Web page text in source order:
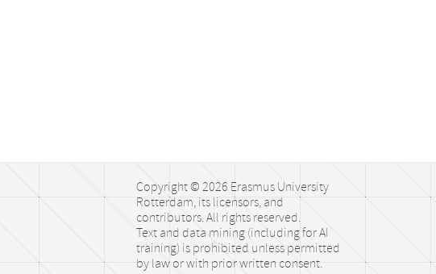
Copyright © 2026 Erasmus University
Rotterdam, its licensors, and
contributors. All rights reserved.
Text and data mining (including for AI
training) is prohibited unless permitted
by law or with prior written consent.